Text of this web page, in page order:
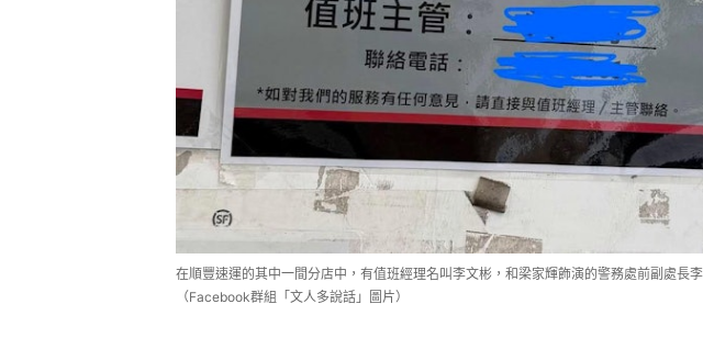
在順豐速運的其中一間分店中，有值班經理名叫李文彬，和梁家輝飾演的警務處前副處長
（Facebook群組「文人多說話」圖片）